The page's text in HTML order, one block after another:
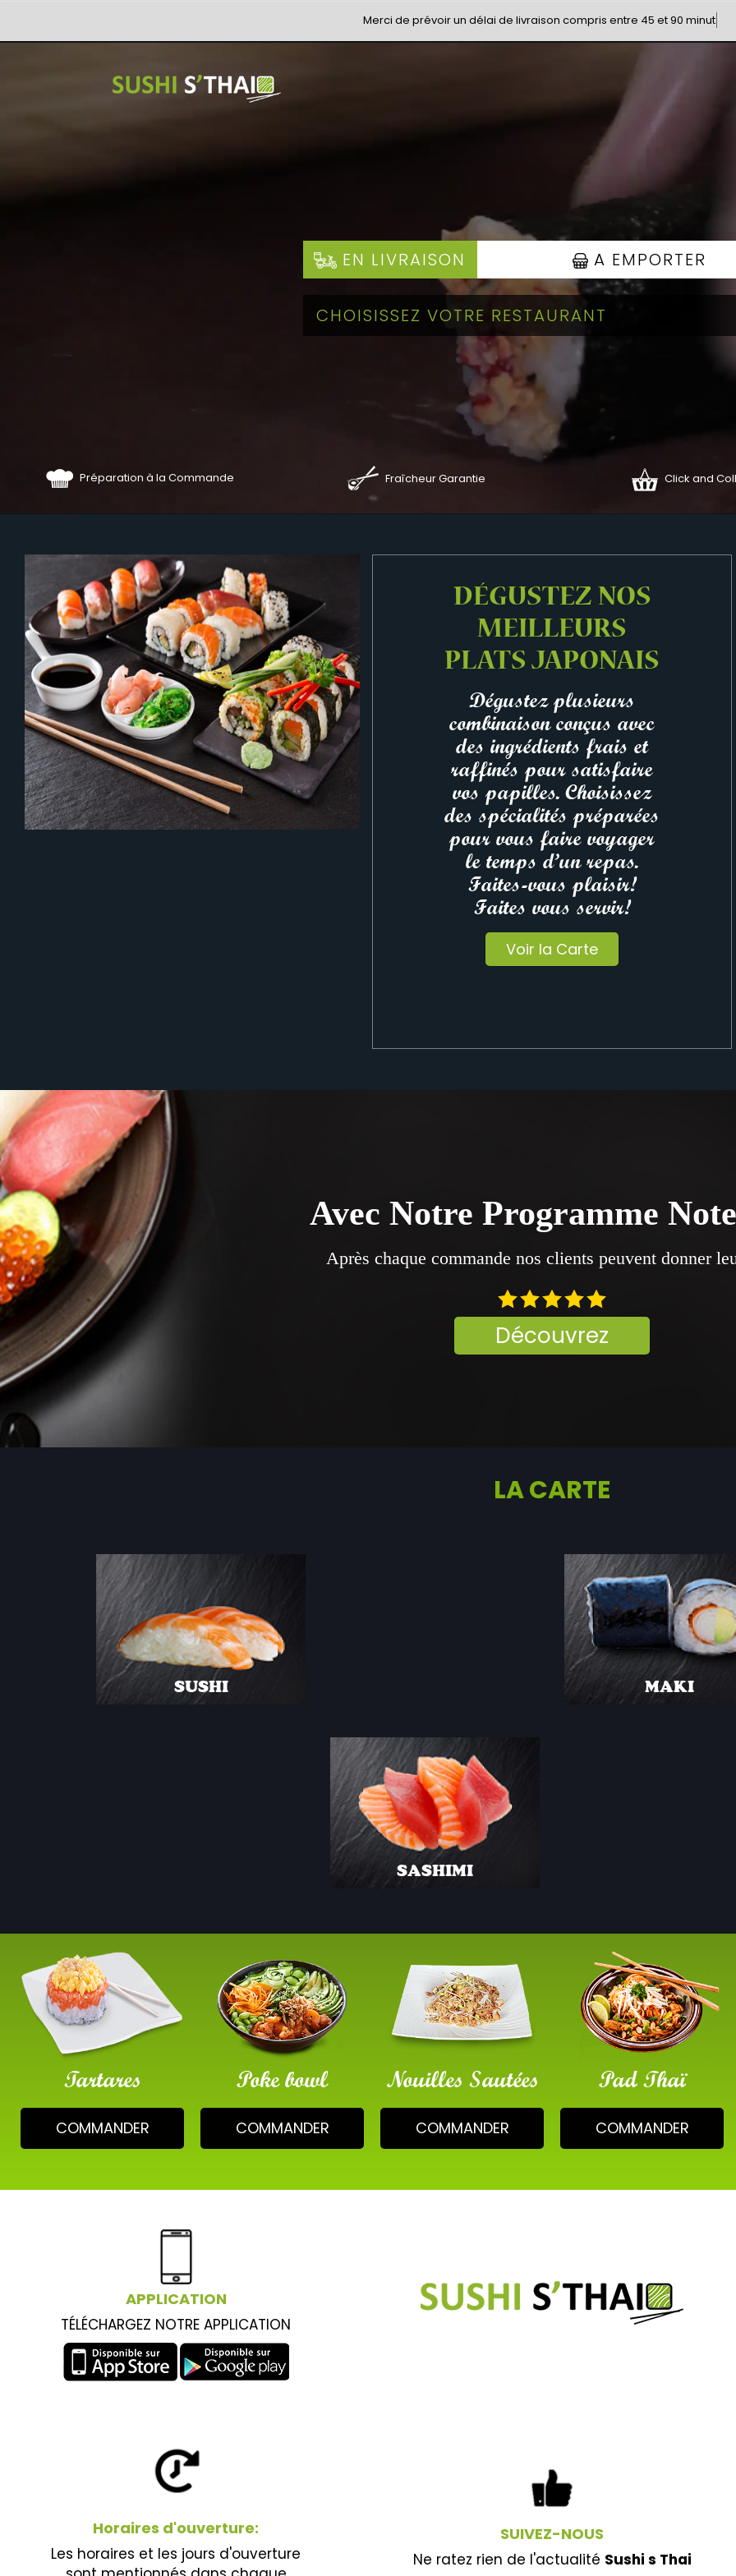
Merci de prévoir un délai de livraison compris entre 45 et 90 minutes (
EN LIVRAISON A EMPORTER
Préparation à la Commande Fraîcheur Garantie Click and
DÉGUSTEZ NOS
MEILLEURS
PLATS JAPONAIS
Dégustez plusieurs
combinaison conçus avec
des ingrédients frais et
raffinés pour satisfaire
vos papilles. Choisissez
des spécialités préparées
pour vous faire voyager
le temps d’un repas.
Faites-vous plaisir!
Faites vous servir!
Voir la Carte
Avec Notre Programme
Après chaque commande nos clients peuvent donner
Découvrez
LA CARTE
SUSHI MAKI
SASHIMI
SPÉCIALITÉS
JAPONAISES À
DÉCOUVRIR!
Tartares
COMMANDER
Poke bowl
COMMANDER
Nouilles Sautées
COMMANDER
Pad Thaï
COMMANDER
APPLICATION
TÉLÉCHARGEZ NOTRE APPLICATION
Horaires d'ouverture:
Les horaires et les jours d'ouverture
SUIVEZ-NOUS
Ne ratez rien de l'actualité Sushi s Thai